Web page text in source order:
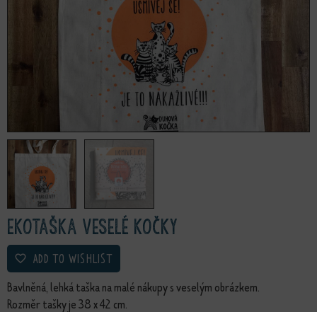
Ekotaška Veselé kočky
ADD TO WISHLIST
Bavlněná, lehká taška na malé nákupy s veselým obrázkem.
Rozměr tašky je 38 x 42 cm.